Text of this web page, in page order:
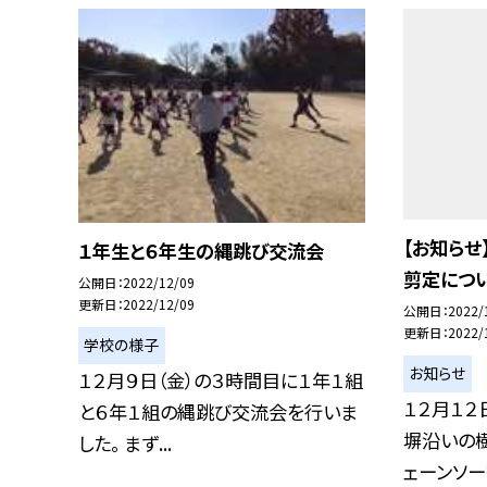
１年生と６年生の縄跳び交流会
公開日 2022/12/09
更新日 2022/12/09
学校の様子
１２月９日（金）の３時間目に１年１組
と６年１組の縄跳び交流会を行いま
した。 まず...
【お知ら
剪定につ
公開日
更新日
お知らせ
１２月１
塀沿いの
ェーンソ